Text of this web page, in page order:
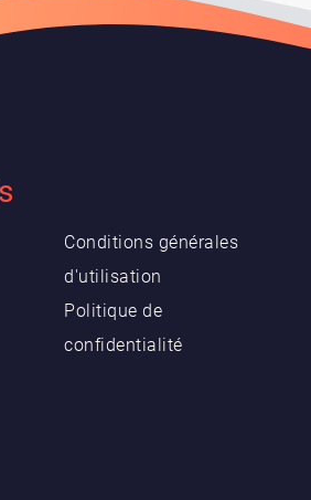
Conditions générales
d'utilisation
Politique de
confidentialité